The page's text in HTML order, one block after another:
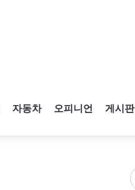
자동차 오피니언 게시판